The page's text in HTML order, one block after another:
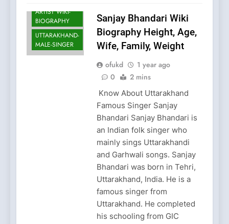
ARTIST WIKI-
BIOGRAPHY
UTTARAKHAND-
MALE-SINGER
Sanjay Bhandari Wiki
Biography Height, Age,
Wife, Family, Weight
ofukd
1 year ago
0
2 mins
Know About Uttarakhand
Famous Singer Sanjay
Bhandari Sanjay Bhandari is
an Indian folk singer who
mainly sings Uttarakhandi
and Garhwali songs. Sanjay
Bhandari was born in Tehri,
Uttarakhand, India. He is a
famous singer from
Uttarakhand. He completed
his schooling from GIC